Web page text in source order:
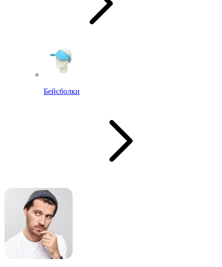
Бейсболки